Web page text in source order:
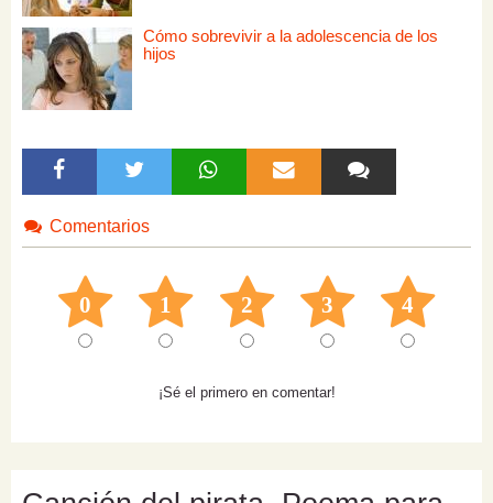
Cómo sobrevivir a la adolescencia de los
hijos
Comentarios
0 1 2 3 4
¡Sé el primero en comentar!